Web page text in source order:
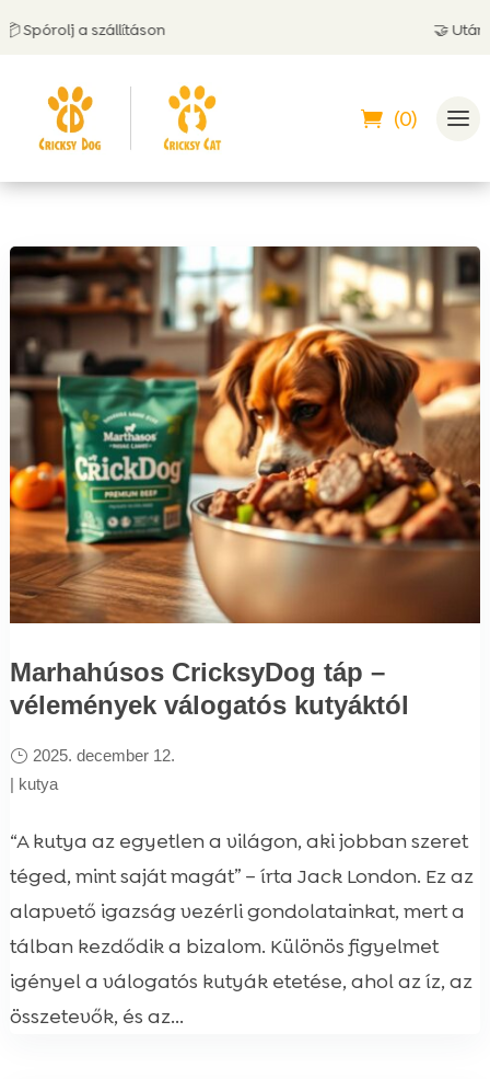
szállításon 🤝 Utánvéttel is
(0)
Marhahúsos CricksyDog táp –
vélemények válogatós kutyáktól
2025. december 12.
| kutya
“A kutya az egyetlen a világon, aki jobban szeret
téged, mint saját magát” – írta Jack London. Ez az
alapvető igazság vezérli gondolatainkat, mert a
tálban kezdődik a bizalom. Különös figyelmet
igényel a válogatós kutyák etetése, ahol az íz, az
összetevők, és az...